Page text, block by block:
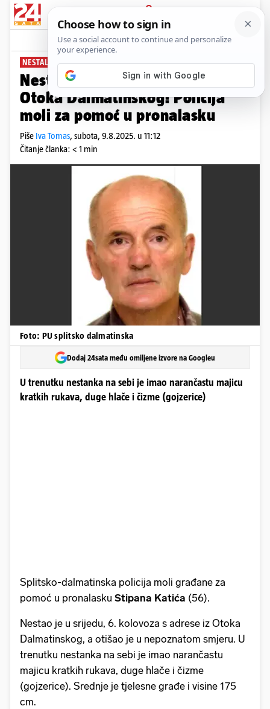
PRIJAVA
News Komentari
NESTALI
Nestao Stipan Katić (56) iz
Otoka Dalmatinskog! Policija
moli za pomoć u pronalasku
Piše Iva Tomas, subota, 9.8.2025. u 11:12
Čitanje članka: < 1 min
Foto: PU splitsko dalmatinska
Dodaj 24sata među omiljene izvore na Googleu
U trenutku nestanka na sebi je imao narančastu majicu
kratkih rukava, duge hlače i čizme (gojzerice)
Splitsko-dalmatinska policija moli građane za
pomoć u pronalasku Stipana Katića (56).
Nestao je u srijedu, 6. kolovoza s adrese iz Otoka
Dalmatinskog, a otišao je u nepoznatom smjeru. U
trenutku nestanka na sebi je imao narančastu
majicu kratkih rukava, duge hlače i čizme
(gojzerice). Srednje je tjelesne građe i visine 175
cm.